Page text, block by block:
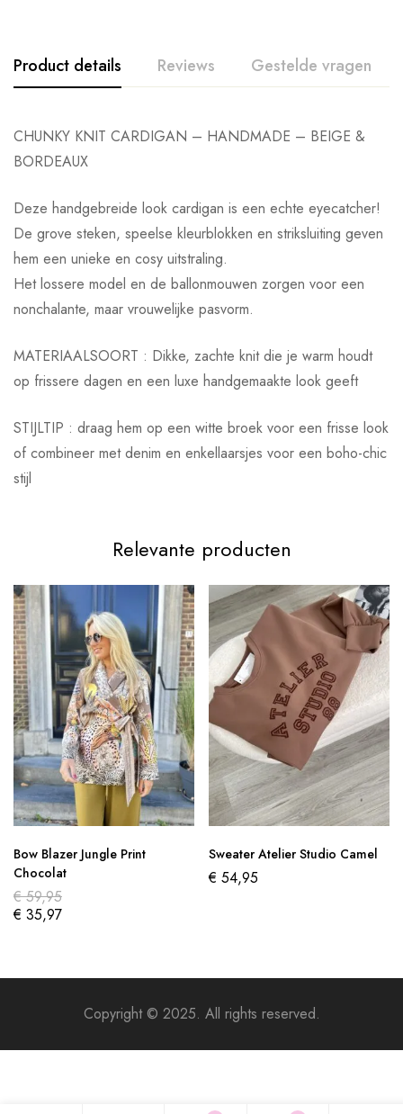
Product details Reviews Gestelde vragen
CHUNKY KNIT CARDIGAN – HANDMADE – BEIGE &
BORDEAUX
Deze handgebreide look cardigan is een echte eyecatcher!
De grove steken, speelse kleurblokken en striksluiting geven
hem een unieke en cosy uitstraling.
Het lossere model en de ballonmouwen zorgen voor een
nonchalante, maar vrouwelijke pasvorm.
MATERIAALSOORT : Dikke, zachte knit die je warm houdt
op frissere dagen en een luxe handgemaakte look geeft
STIJLTIP : draag hem op een witte broek voor een frisse look
of combineer met denim en enkellaarsjes voor een boho-chic
stijl
Relevante producten
Bow Blazer Jungle Print
Chocolat
€59,95
€ 35,97
Sweater Atelier Studio Camel
€ 54,95
Copyright © 2025. All rights reserved.